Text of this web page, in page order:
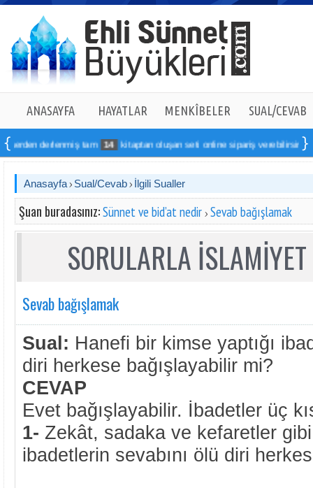
ANASAYFA HAYATLAR MENKÎBELER SUAL/CEVAB
tam 14 kitaptan oluşan seti online sipariş verebilirsiniz
Anasayfa Sual/Cevab İlgili Sualler
Şuan buradasınız:Sünnet ve bid’at nedir Sevab bağışlamak
SORULARLA
Sevab bağışlamak
Sual: Hanefi bir kimse yaptığı
diri herkese bağışlayabilir mi?
CEVAP
Evet bağışlayabilir. İbadetler üç
1- Zekât, sadaka ve kefaretler gibi
ibadetlerin sevabını ölü diri